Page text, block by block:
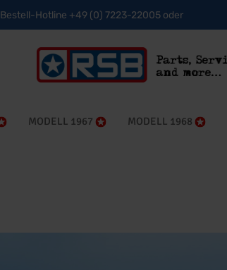
Bestell-Hotline +49 (0) 7223-22005 oder
MODELL 1967 MODELL 1968